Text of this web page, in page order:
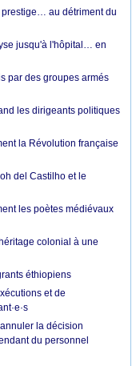
prestige… au détriment du
jusqu'à l'hôpital… en
par des groupes armés
les dirigeants politiques
la Révolution française
del Castilho et le
les poètes médiévaux
colonial à une
éthiopiens
et de
la décision
du personnel